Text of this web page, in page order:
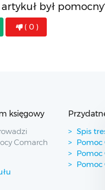
był
( 0 )
księgowy
Comarch
Spis
Pomoc
Pomoc
Pomoc